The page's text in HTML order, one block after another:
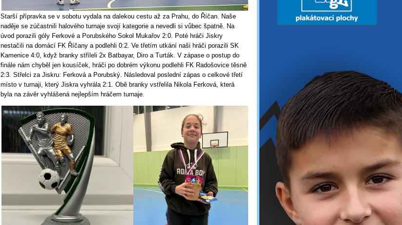
Starší přípravka se v sobotu vydala na dalekou cestu až za Prahu, do Říčan. Naše
naděje se zúčastnili halového turnaje svojí kategorie a nevedli si vůbec špatně. Na
úvod porazili góly Ferkové a Porubského Sokol Mukařov 2:0. Poté hráči Jiskry
nestačili na domácí FK Říčany a podlehli 0:2. Ve třetím utkání naši hráči porazili SK
Kamenice 4:0, když branky stříleli 2x Batbayar, Diro a Turták. V zápase o postup do
finále nám chyběl jen kousíček, hráči po dobrém výkonu podlehli FK Radošovice těsně
2:3. Střelci za Jiskru: Ferková a Porubský. Následoval poslední zápas o celkové třetí
místo v turnaji, který Jiskra vyhrála 2:1. Obě branky vstřelila Nikola Ferková, která
byla na závěr vyhlášená nejlepším hráčem turnaje.